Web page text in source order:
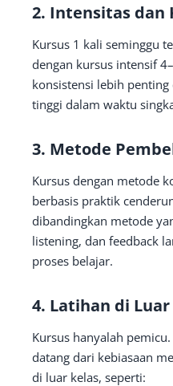
2. Intensitas dan
Kursus 1 kali seminggu
dengan kursus intensif
konsistensi lebih
tinggi dalam waktu
3. Metode
Kursus dengan metode
berbasis praktik
dibandingkan metode
listening, dan feedback
proses belajar.
4. Latihan di Luar
Kursus hanyalah
datang dari kebiasaan
di luar kelas, seperti: